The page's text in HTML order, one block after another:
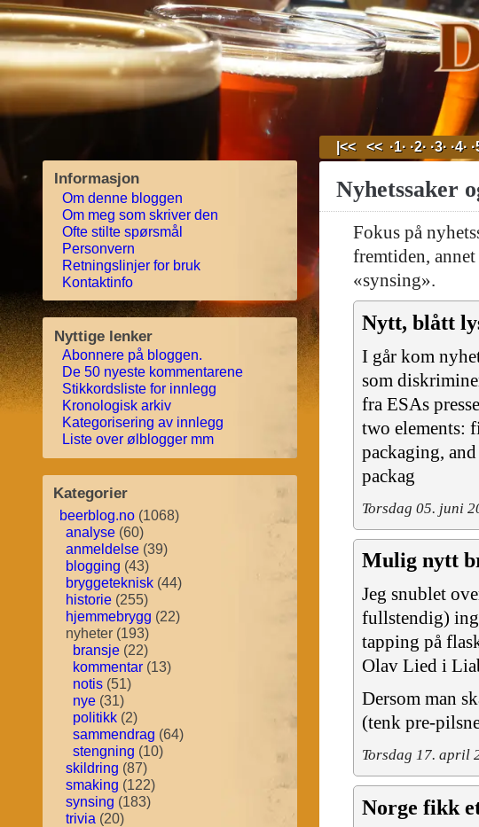
Informasjon
Om denne bloggen
Om meg som skriver den
Ofte stilte spørsmål
Personvern
Retningslinjer for bruk
Kontaktinfo
Nyttige lenker
Abonnere på bloggen.
De 50 nyeste kommentarene
Stikkordsliste for innlegg
Kronologisk arkiv
Kategorisering av innlegg
Liste over ølblogger mm
Kategorier
beerblog.no (1068)
analyse (60)
anmeldelse (39)
blogging (43)
bryggeteknisk (44)
historie (255)
hjemmebrygg (22)
nyheter (193)
bransje(22)
kommentar(13)
notis(51)
nye(31)
politikk(2)
sammendrag (64)
stengning (10)
skildring (87)
smaking (122)
synsing (183)
trivia (20)
|<< << ·1· ·2· ·3· ·4·
Nyhetssaker
Fokus på
fremtiden,
«synsing».
Nytt, blått
I går kom
som
fra ESAs
two elements:
packaging,
packag
Torsdag 05. juni
Mulig nytt
Jeg snublet
fullstendig)
tapping på
Olav Lied i
Dersom man
(tenk pre-
Torsdag 17. april
Norge fikk